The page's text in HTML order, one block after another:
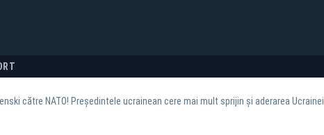
către NATO! Președintele ucrainean cere mai mult sprijin și aderarea Ucrainei